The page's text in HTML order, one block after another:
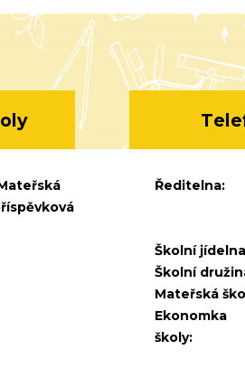
Ředitelna:
Školní
Školní
Mateřská
Ekonomka
školy: